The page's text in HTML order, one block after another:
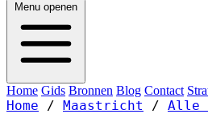
Menu openen
Home Gids Bronnen Blog Contact
Home / Maastricht / Alle